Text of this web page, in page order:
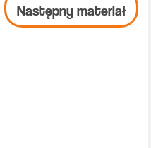
Następny materiał